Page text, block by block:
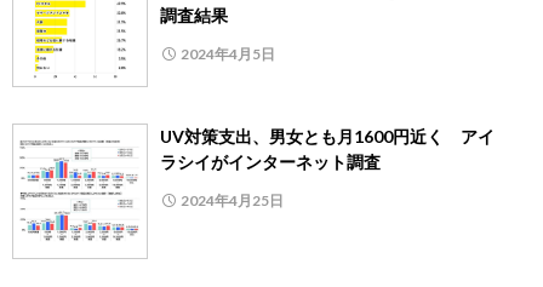
調査結果
2024年4月5日
UV対策支出、男女とも月1600円近く アイ
ラシイがインターネット調査
2024年4月25日